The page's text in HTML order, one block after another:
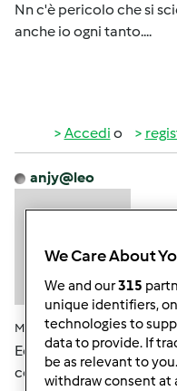
Nn c'è pericolo che si
anche io ogni tanto....
Accedi o
anjy@leo
Mar, 11/13/2012 - 11:31
Ed eccomi a
continua...questa volta
We Care About
We and our315
unique identifiers,
technologies to
data to provide. If
be as relevant to
withdraw consent at